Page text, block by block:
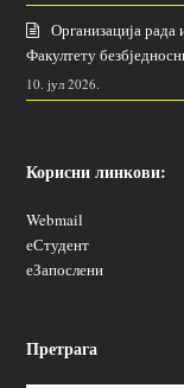
Организација рада
Факултету
10. јул 2026.
Корисни линкови:
Webmail
еСтудент
еЗапослени
Претрага